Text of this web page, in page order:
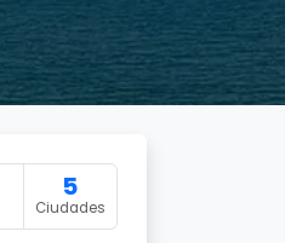
5
Ciudades